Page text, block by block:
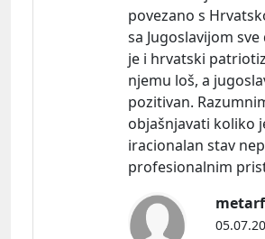
povezano s
sa Jugoslavijom
je i hrvatski
njemu loš, a
pozitivan.
objašnjavati koliko
iracionalan stav
profesionalnim